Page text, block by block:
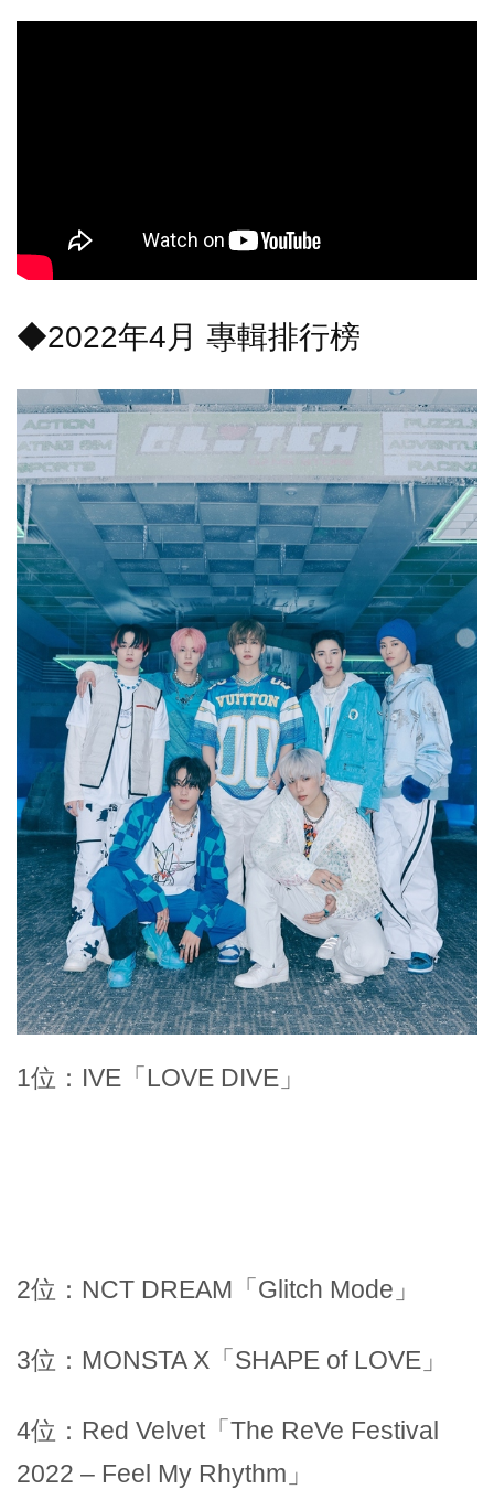
◆2022年4月 專輯排行榜
1位：IVE「LOVE DIVE」
2位：NCT DREAM「Glitch Mode」
3位：MONSTA X「SHAPE of LOVE」
4位：Red Velvet「The ReVe Festival
2022 – Feel My Rhythm」